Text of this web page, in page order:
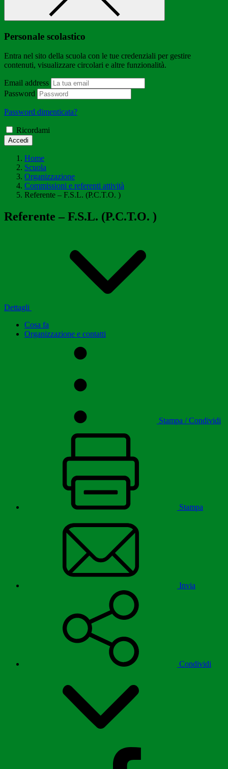
Personale scolastico
Entra nel sito della scuola con le tue credenziali per gestire
contenuti, visualizzare circolari e altre funzionalità.
Email address
Password
Password dimenticata?
Ricordami
Accedi
Home
Scuola
Organizzazione
Commissioni e referenti attività
Referente – F.S.L. (P.C.T.O. )
Referente – F.S.L. (P.C.T.O. )
Dettagli
Cosa fa
Organizzazione e contatti
Stampa / Condividi
Stampa
Invia
Condividi